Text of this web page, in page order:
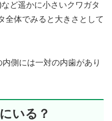
ど遥かに小さいクワガタ
全体でみると大きさとして
側には一対の内歯があり
いる？